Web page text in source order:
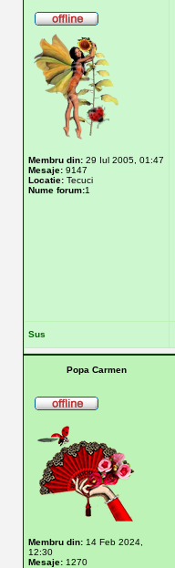
Membru din: 29 Iul 2005, 01:47
Mesaje: 9147
Locatie: Tecuci
Nume forum:1
Sus
Popa Carmen
Membru din: 14 Feb 2024,
12:30
Mesaje: 1270